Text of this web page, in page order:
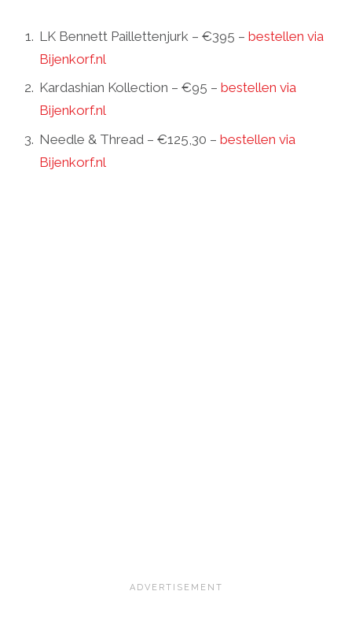
LK Bennett Paillettenjurk – €395 – bestellen via
Bijenkorf.nl
Kardashian Kollection – €95 – bestellen via
Bijenkorf.nl
Needle & Thread – €125,30 – bestellen via
Bijenkorf.nl